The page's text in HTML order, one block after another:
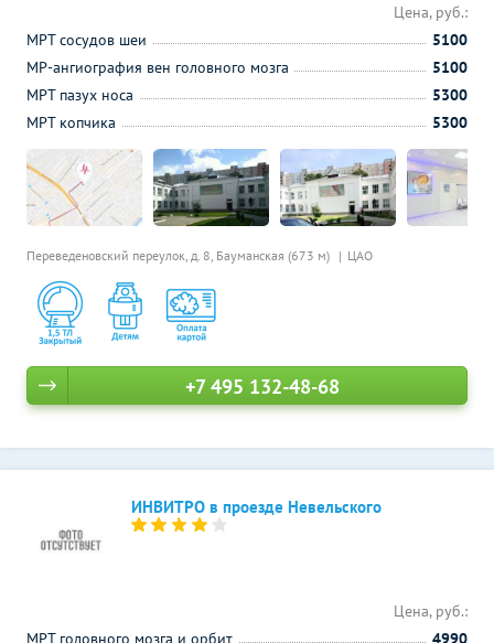
Переведеновский переулок, д. 8, Бауманская (673 м) ЦАО
Цена, руб.:
МРТ сосудов шеи
5100
МР-ангиография вен головного мозга
5100
МРТ пазух носа
5300
МРТ копчика
5300
+7 495 132-48-68
ИНВИТРО в проезде Невельского
Цена, руб.:
МРТ головного мозга и орбит
4990